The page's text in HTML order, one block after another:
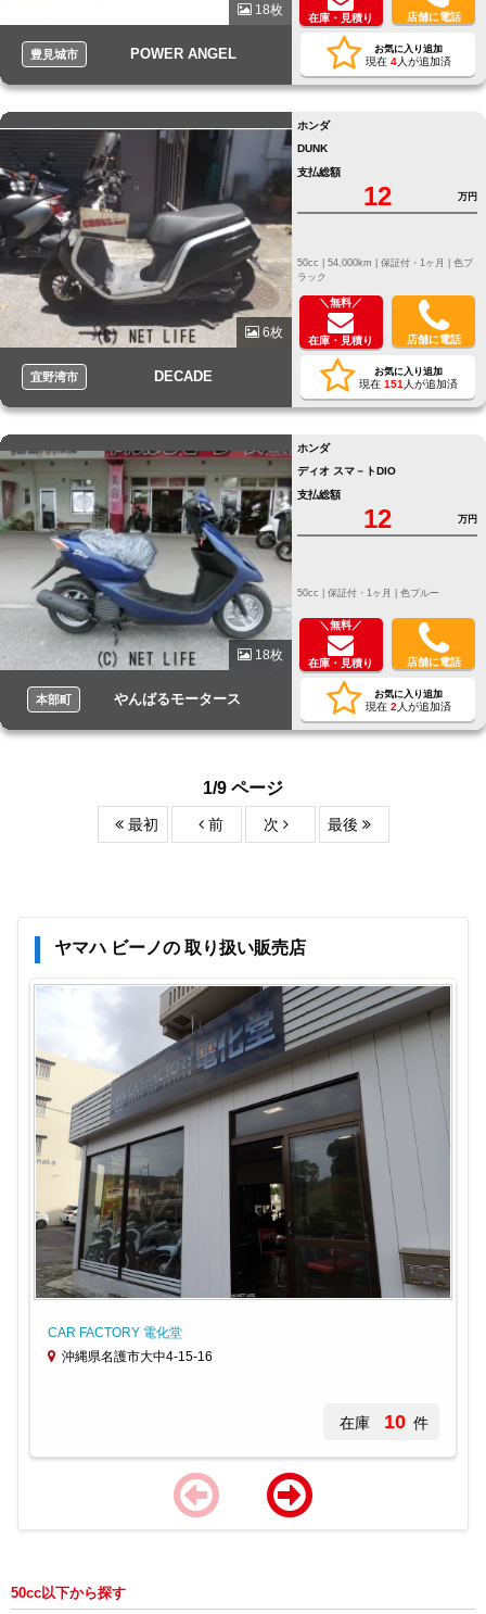
18枚
豊見城市 POWER ANGEL
在庫・見積り 店舗に電話
お気に入り追加
現在 4人が追加済
6枚
宜野湾市 DECADE
ホンダ
DUNK
支払総額
12 万円
保証付・1ヶ月 | 色ブ
ラック
＼無料／
在庫・見積り 店舗に電話
お気に入り追加
現在 151 人が追加済
18枚
本部町 やんばるモータース
ホンダ
ディオ スマ－トDIO
支払総額
12 万円
50cc | 保証付・1ヶ月 | 色ブルー
＼無料／
在庫・見積り 店舗に電話
お気に入り追加
現在 2 人が追加済
1/9 ページ
最初 前 次 最後
ヤマハ ビーノの 取り扱い販売店
CAR FACTORY 電化堂
沖縄県名護市大中4-15-16
在庫 10 件
4
50cc以下から探す